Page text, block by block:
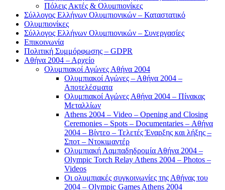
Πόλεις Ακτές & Ολυμπιονίκες
Σύλλογος Ελλήνων Ολυμπιονικών – Καταστατικό
Ολυμπιονίκες
Σύλλογος Ελλήνων Ολυμπιονικών – Συνεργασίες
Επικοινωνία
Πολιτική Συμμόρφωσης – GDPR
Αθήνα 2004 – Αρχείο
Ολυμπιακοί Αγώνες Αθήνα 2004
Ολυμπιακοί Αγώνες – Αθήνα 2004 –
Αποτελέσματα
Ολυμπιακοί Αγώνες Αθήνα 2004 – Πίνακας
Μεταλλίων
Athens 2004 – Video – Opening and Closing
Ceremonies – Spots – Documentaries – Αθήνα
2004 – Βίντεο – Τελετές Έναρξης και λήξης –
Σποτ – Ντοκιμαντέρ
Ολυμπιακή Λαμπαδηδρομία Αθήνα 2004 –
Olympic Torch Relay Athens 2004 – Photos –
Videos
Οι ολυμπιακές συγκοινωνίες της Αθήνας του
2004 – Olympic Games Athens 2004